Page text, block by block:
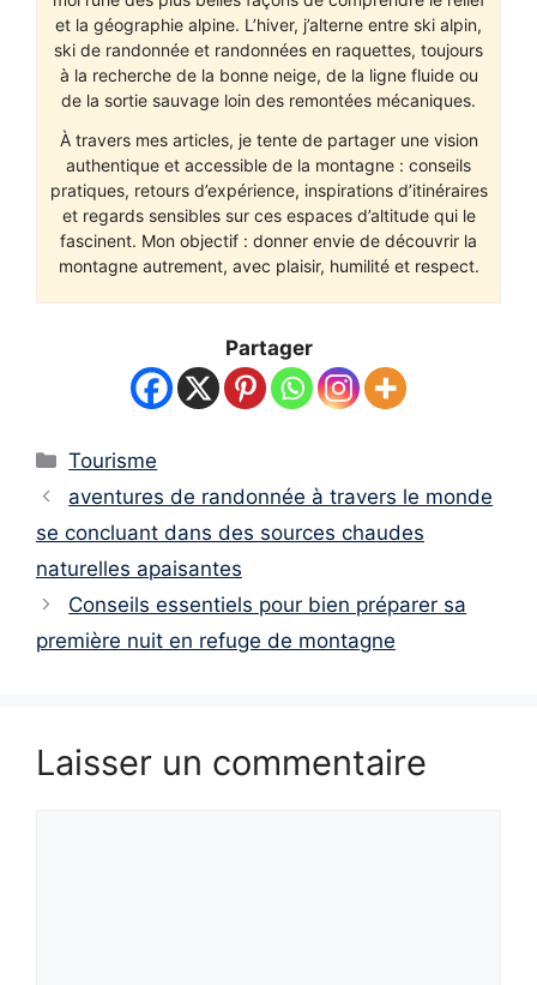
et la géographie alpine. L’hiver, j’alterne entre ski alpin,
ski de randonnée et randonnées en raquettes, toujours
à la recherche de la bonne neige, de la ligne fluide ou
de la sortie sauvage loin des remontées mécaniques.
À travers mes articles, je tente de partager une vision
authentique et accessible de la montagne : conseils
pratiques, retours d’expérience, inspirations d’itinéraires
et regards sensibles sur ces espaces d’altitude qui le
fascinent. Mon objectif : donner envie de découvrir la
montagne autrement, avec plaisir, humilité et respect.
Partager
Catégories
Tourisme
aventures de randonnée à travers le monde
se concluant dans des sources chaudes
naturelles apaisantes
Conseils essentiels pour bien préparer sa
première nuit en refuge de montagne
Laisser un commentaire